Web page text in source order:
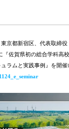
京都新宿区、代表取締役
『佐賀県初の総合学科高
ラムと実践事例』を開催